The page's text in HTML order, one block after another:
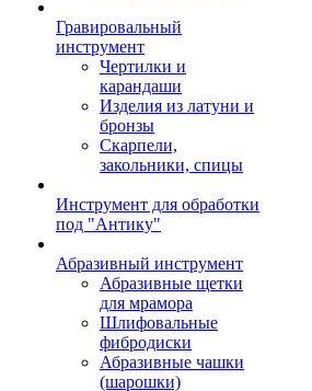
Гравировальный
инструмент
Чертилки и
карандаши
Изделия из латуни и
бронзы
Скарпели,
закольники, спицы
Инструмент для обработки
под "Антику"
Абразивный инструмент
Абразивные щетки
для мрамора
Шлифовальные
фибродиски
Абразивные чашки
(шарошки)